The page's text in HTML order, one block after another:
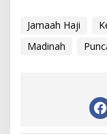
Jamaah Haji
Madinah